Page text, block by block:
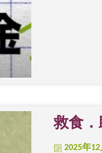
救食．
2025年12